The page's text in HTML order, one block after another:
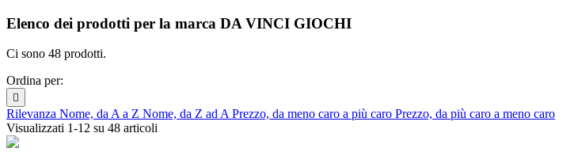
Elenco dei prodotti per la marca DA VINCI GIOCHI
Ci sono 48 prodotti.
Ordina per:

Rilevanza Nome, da A a Z Nome, da Z ad APrezzo, da meno caro a più caro Prezzo, da più caro a meno caro
Visualizzati 1-12 su 48 articoli